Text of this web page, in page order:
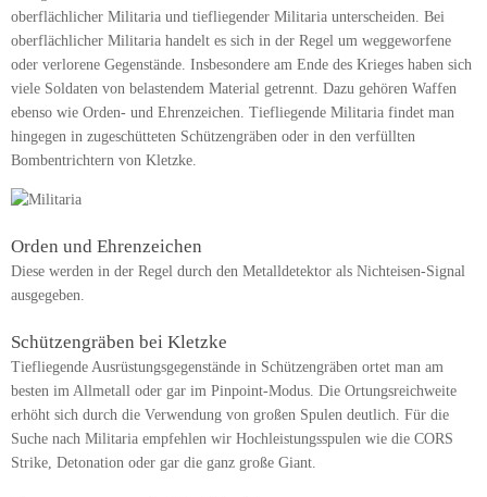
oberflächlicher Militaria und tiefliegender Militaria unterscheiden. Bei
oberflächlicher Militaria handelt es sich in der Regel um weggeworfene
oder verlorene Gegenstände. Insbesondere am Ende des Krieges haben sich
viele Soldaten von belastendem Material getrennt. Dazu gehören Waffen
ebenso wie Orden- und Ehrenzeichen. Tiefliegende Militaria findet man
hingegen in zugeschütteten Schützengräben oder in den verfüllten
Bombentrichtern von Kletzke.
Orden und Ehrenzeichen
Diese werden in der Regel durch den Metalldetektor als Nichteisen-Signal
ausgegeben.
Schützengräben bei Kletzke
Tiefliegende Ausrüstungsgegenstände in Schützengräben ortet man am
besten im Allmetall oder gar im Pinpoint-Modus. Die Ortungsreichweite
erhöht sich durch die Verwendung von großen Spulen deutlich. Für die
Suche nach Militaria empfehlen wir Hochleistungsspulen wie die CORS
Strike, Detonation oder gar die ganz große Giant.